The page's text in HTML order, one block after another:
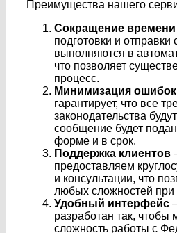
Преимущества нашего
Сокращение времени
подготовки и
выполняются в
что позволяет
процесс.
Минимизация ошибок
гарантирует, что все
законодательства
сообщение будет
форме и в срок.
Поддержка клиентов
предоставляем
и консультации, что
любых сложностей при
Удобный интерфейс
разработан так, чтобы
сложность работы с